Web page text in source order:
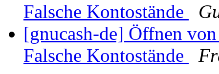
Falsche Kontostände
[gnucash-de] Öffnen
Falsche Kontostände